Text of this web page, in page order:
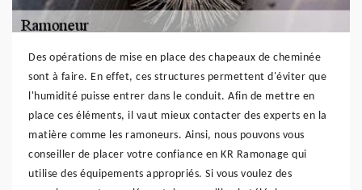
Des opérations de mise en place des chapeaux de cheminée
sont à faire. En effet, ces structures permettent d'éviter que
l'humidité puisse entrer dans le conduit. Afin de mettre en
place ces éléments, il vaut mieux contacter des experts en la
matière comme les ramoneurs. Ainsi, nous pouvons vous
conseiller de placer votre confiance en KR Ramonage qui
utilise des équipements appropriés. Si vous voulez des